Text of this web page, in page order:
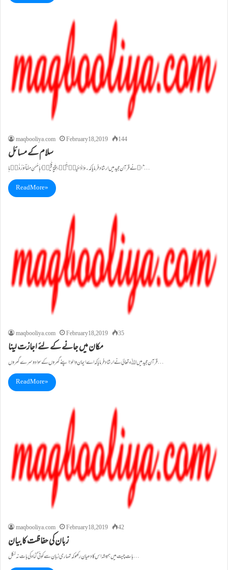
maqbooliya.com February 18, 2019 144
سلام کے مسائل
اﷲ نے قرآن مجید میں ارشاد فرمایا کہ۔ وَ اِذَا حُیِّیۡتُمۡ بِتَحِیَّۃٍ فَحَیُّوۡا بِاَحْسَنَ مِنْہَاۤ اَوْ رُدُّوۡہَا ؕ…
Read More »
maqbooliya.com February 18, 2019 35
مکان میں جانے کے لئے اجازت لینا
قرآن مجید میں اﷲ تعالیٰ نے ارشاد فرمایا کہ اے ایمان والو! اپنے گھروں کے سوا دوسرے گھروں…
Read More »
maqbooliya.com February 18, 2019 42
زبان کی حفاظت کا بیان
بات چیت میں ہمیشہ اس کا دھیان رکھو کہ تمہاری زبان سے کوئی گناہ کی بات نہ نکل…